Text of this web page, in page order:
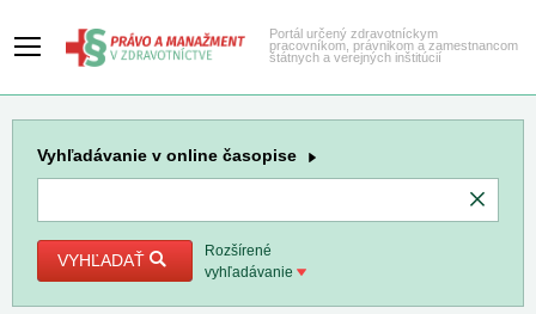
Portál určený zdravotníckym
pracovníkom, právnikom a zamestnancom
štátnych a verejných inštitúcií
Vyhľadávanie v online časopise
VYHĽADAŤ
Rozšírené
vyhľadávanie